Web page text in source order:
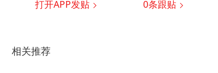
打开APP发贴 0条跟贴
相关推荐